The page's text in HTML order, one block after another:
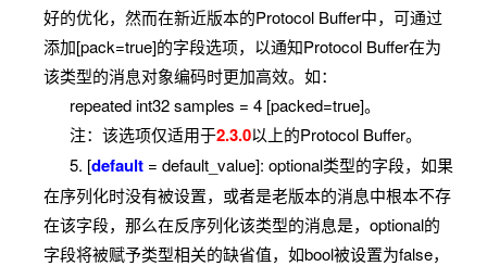
好的优化，然而在新近版本的Protocol Buffer中，可通过
添加[pack=true]的字段选项，以通知Protocol Buffer在为
该类型的消息对象编码时更加高效。如：
repeated int32 samples = 4 [packed=true]。
注：该选项仅适用于2.3.0以上的Protocol Buffer。
5. [default = default_value]: optional类型的字段，如果
在序列化时没有被设置，或者是老版本的消息中根本不存
在该字段，那么在反序列化该类型的消息是，optional的
字段将被赋予类型相关的缺省值，如bool被设置为false，